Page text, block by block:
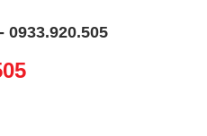
0933.920.505